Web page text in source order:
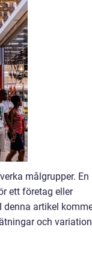
målgrupper. En
ett företag eller
denna artikel
och